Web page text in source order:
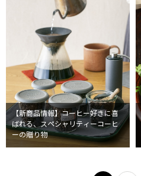
【新商品情報】コーヒー好きに喜
ばれる、スペシャリティーコーヒ
ーの贈り物